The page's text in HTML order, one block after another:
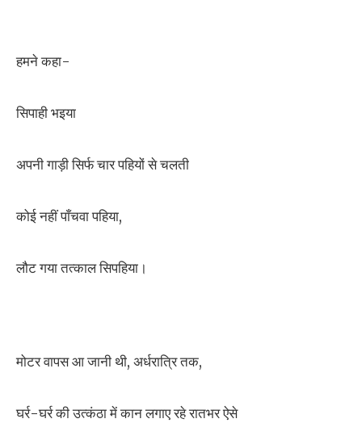
हमने कहा-
सिपाही भइया
अपनी गाड़ी सिर्फ चार पहियों से चलती
कोई नहीं पाँचवा पहिया,
लौट गया तत्काल सिपहिया।
मोटर वापस आ जानी थी, अर्धरात्रि तक,
घर्र-घर्र की उत्कंठा में कान लगाए रहे रातभर ऐसे